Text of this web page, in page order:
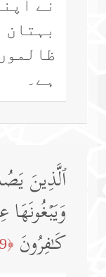
ہے۔
ٱلَّذِینَ
كَـٰفِرُونَ ﴿19﴾